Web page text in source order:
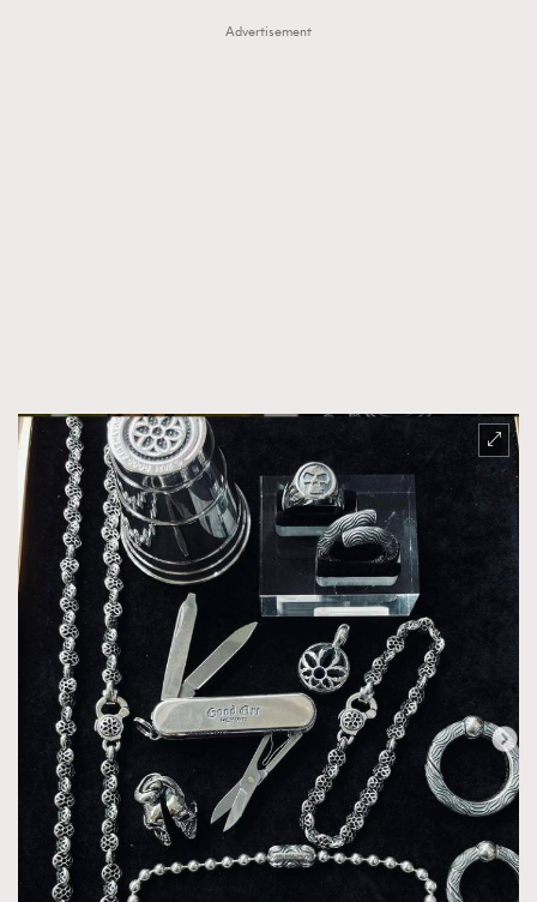
Advertisement